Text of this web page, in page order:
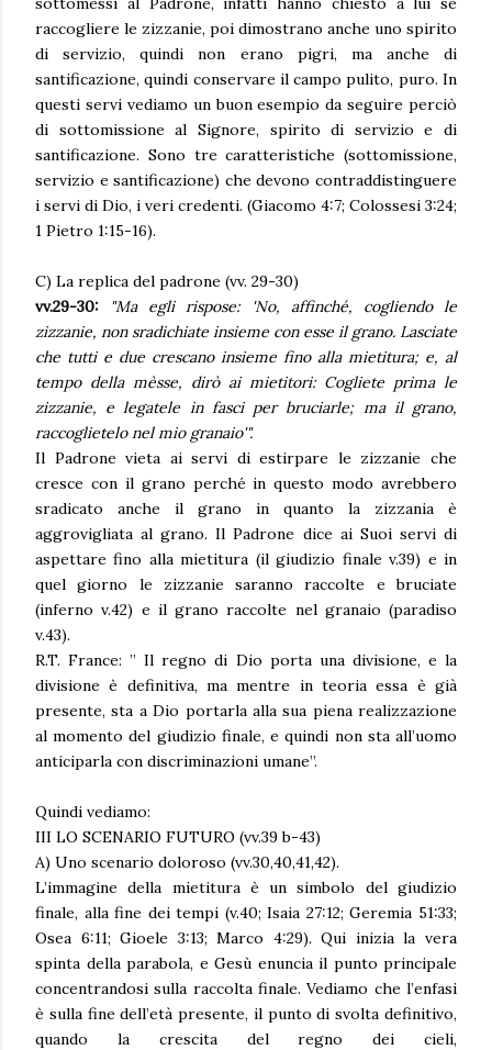
raccogliere le zizzanie, poi dimostrano anche uno spirito
di servizio, quindi non erano pigri, ma anche di
santificazione, quindi conservare il campo pulito, puro. In
questi servi vediamo un buon esempio da seguire perciò
di sottomissione al Signore, spirito di servizio e di
santificazione. Sono tre caratteristiche (sottomissione,
servizio e santificazione) che devono contraddistinguere
i servi di Dio, i veri credenti. (Giacomo 4:7; Colossesi 3:24;
1 Pietro 1:15-16).
C) La replica del padrone (vv. 29-30)
vv.29-30:
"Ma egli rispose: 'No, affinché, cogliendo le
zizzanie, non sradichiate insieme con esse il grano. Lasciate
che tutti e due crescano insieme fino alla mietitura; e, al
tempo della mèsse, dirò ai mietitori: Cogliete prima le
zizzanie, e legatele in fasci per bruciarle; ma il grano,
raccoglietelo nel mio granaio'".
Il Padrone vieta ai servi di estirpare le zizzanie che
cresce con il grano perché in questo modo avrebbero
sradicato anche il grano in quanto la zizzania è
aggrovigliata al grano. Il Padrone dice ai Suoi servi di
aspettare fino alla mietitura (il giudizio finale v.39) e in
quel giorno le zizzanie saranno raccolte e bruciate
(inferno v.42) e il grano raccolte nel granaio (paradiso
v.43).
R.T. France: ” Il regno di Dio porta una divisione, e la
divisione è definitiva, ma mentre in teoria essa è già
presente, sta a Dio portarla alla sua piena realizzazione
al momento del giudizio finale, e quindi non sta all’uomo
anticiparla con discriminazioni umane”.
Quindi vediamo:
III LO SCENARIO FUTURO (vv.39 b-43)
A) Uno scenario doloroso (vv.30,40,41,42).
L’immagine della mietitura è un simbolo del giudizio
finale, alla fine dei tempi (v.40; Isaia 27:12; Geremia 51:33;
Osea 6:11; Gioele 3:13; Marco 4:29). Qui inizia la vera
spinta della parabola, e Gesù enuncia il punto principale
concentrandosi sulla raccolta finale. Vediamo che l’enfasi
è sulla fine dell’età presente, il punto di svolta definitivo,
quando la crescita del regno dei cieli,